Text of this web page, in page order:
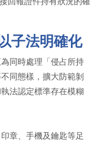
子法明確化
同時處理「侵占所持
同態樣，擴大防範剝
法認定標準存在模糊
章、手機及鑰匙等足